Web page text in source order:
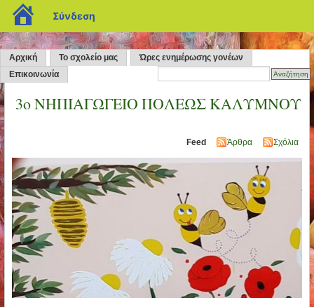
Αρχική Το σχολείο μας
Ώρες ενημέρωσης γονέων
Επικοινωνία
3o ΝΗΠΙΑΓΩΓΕΙΟ ΠΟΛΕΩΣ ΚΑΛΥΜΝΟΥ
Feed Άρθρα Σχόλια
blogs.sch.gr
Σύνδεση